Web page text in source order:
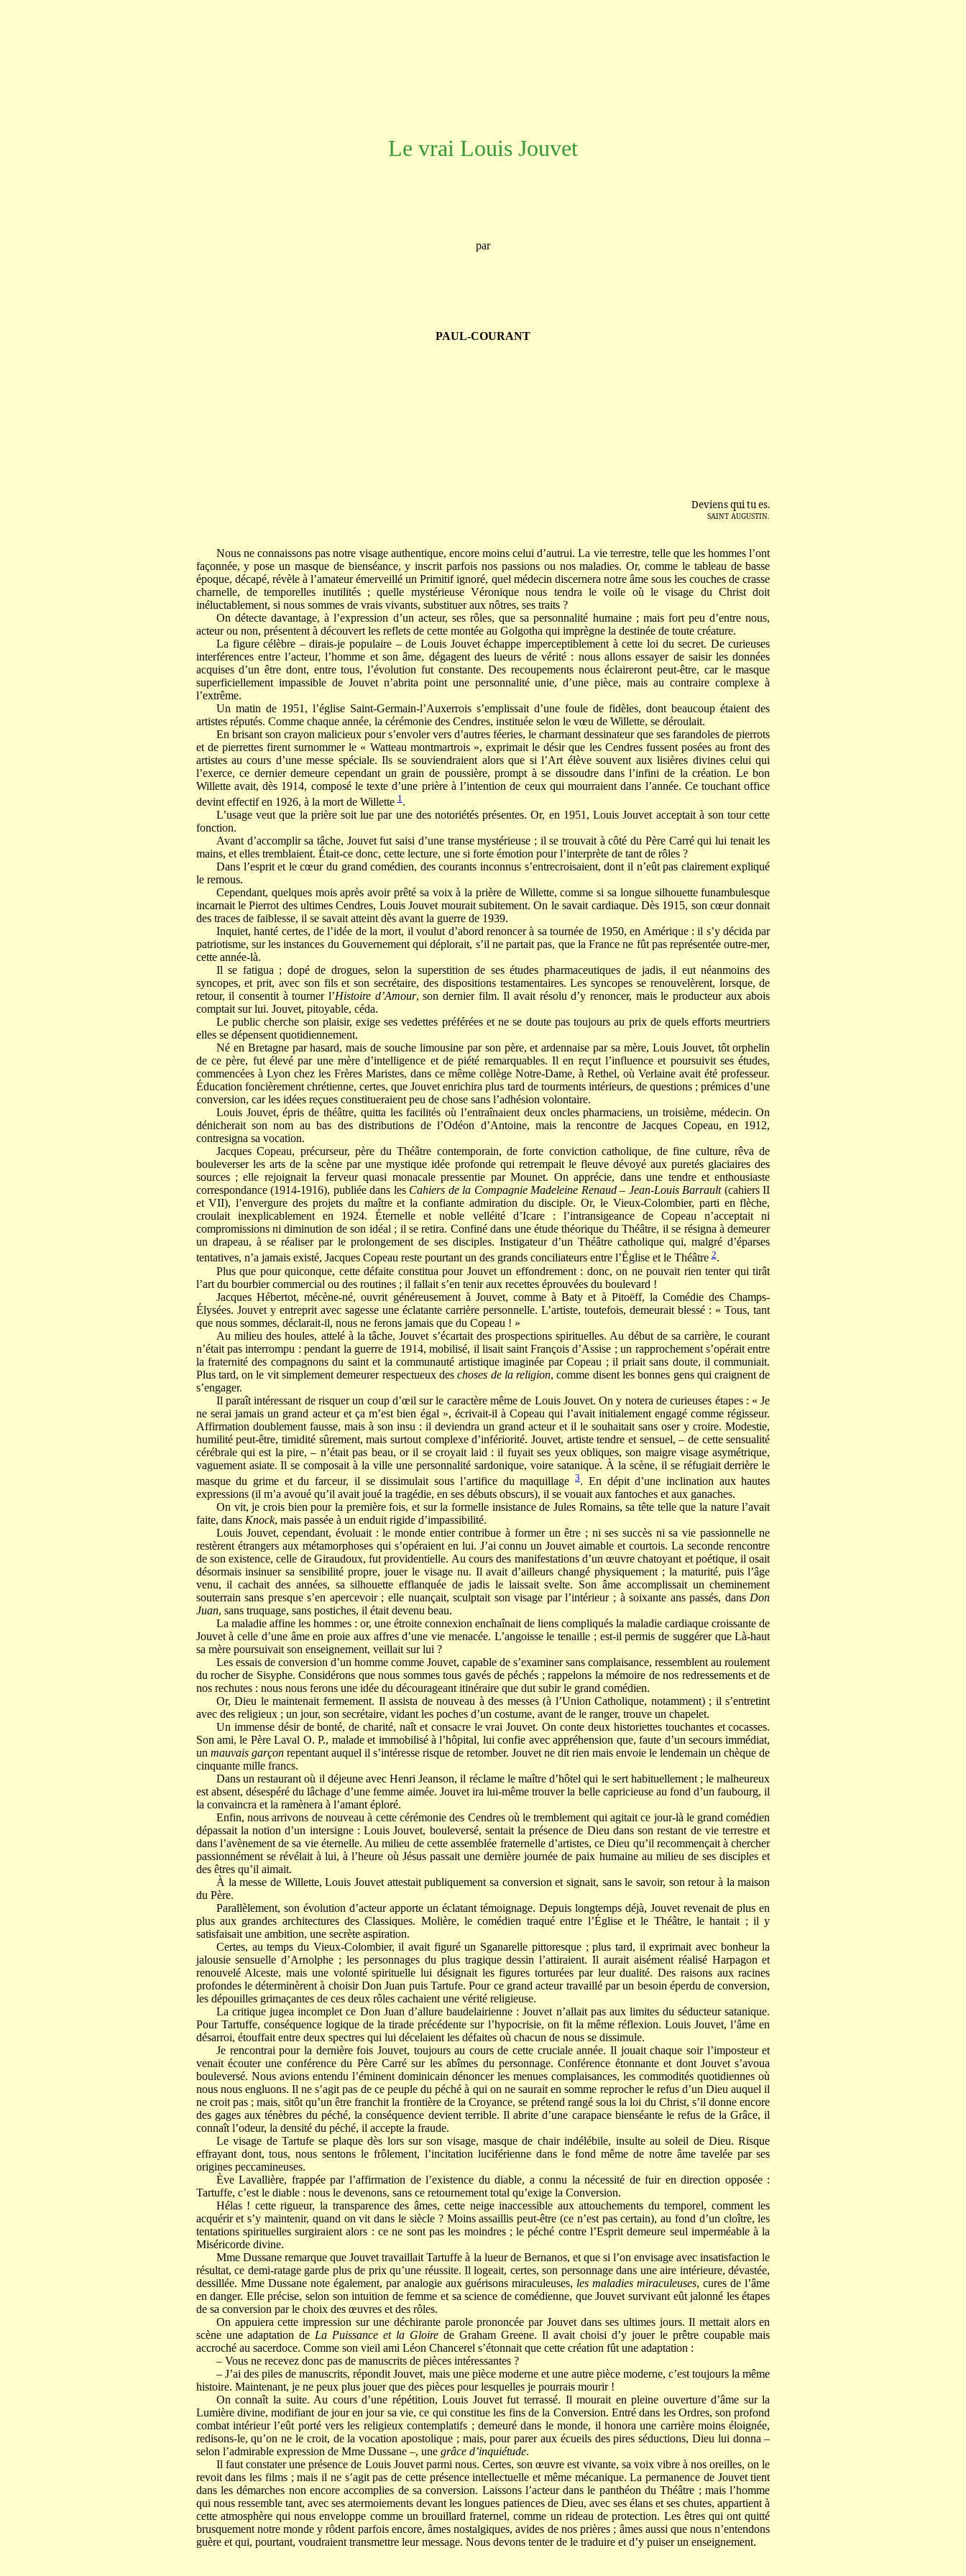
Le vrai Louis Jouvet
par
PAUL-COURANT
Deviens qui tu es.
SAINT AUGUSTIN.
Nous ne connaissons pas notre visage authentique, encore moins celui d’autrui. La vie terrestre, telle que les hommes l’ont
façonnée, y pose un masque de bienséance, y inscrit parfois nos passions ou nos maladies. Or, comme le tableau de basse
époque, décapé, révèle à l’amateur émerveillé un Primitif ignoré, quel médecin discernera notre âme sous les couches de crasse
charnelle, de temporelles inutilités ; quelle mystérieuse Véronique nous tendra le voile où le visage du Christ doit
inéluctablement, si nous sommes de vrais vivants, substituer aux nôtres, ses traits ?
On détecte davantage, à l’expression d’un acteur, ses rôles, que sa personnalité humaine ; mais fort peu d’entre nous,
acteur ou non, présentent à découvert les reflets de cette montée au Golgotha qui imprègne la destinée de toute créature.
La figure célèbre – dirais-je populaire – de Louis Jouvet échappe imperceptiblement à cette loi du secret. De curieuses
interférences entre l’acteur, l’homme et son âme, dégagent des lueurs de vérité : nous allons essayer de saisir les données
acquises d’un être dont, entre tous, l’évolution fut constante. Des recoupements nous éclaireront peut-être, car le masque
superficiellement impassible de Jouvet n’abrita point une personnalité unie, d’une pièce, mais au contraire complexe à
l’extrême.
Un matin de 1951, l’église Saint-Germain-l’Auxerrois s’emplissait d’une foule de fidèles, dont beaucoup étaient des
artistes réputés. Comme chaque année, la cérémonie des Cendres, instituée selon le vœu de Willette, se déroulait.
En brisant son crayon malicieux pour s’envoler vers d’autres féeries, le charmant dessinateur que ses farandoles de pierrots
et de pierrettes firent surnommer le « Watteau montmartrois », exprimait le désir que les Cendres fussent posées au front des
artistes au cours d’une messe spéciale. Ils se souviendraient alors que si l’Art élève souvent aux lisières divines celui qui
l’exerce, ce dernier demeure cependant un grain de poussière, prompt à se dissoudre dans l’infini de la création. Le bon
Willette avait, dès 1914, composé le texte d’une prière à l’intention de ceux qui mourraient dans l’année. Ce touchant office
devint effectif en 1926, à la mort de Willette 1.
L’usage veut que la prière soit lue par une des notoriétés présentes. Or, en 1951, Louis Jouvet acceptait à son tour cette
fonction.
Avant d’accomplir sa tâche, Jouvet fut saisi d’une transe mystérieuse ; il se trouvait à côté du Père Carré qui lui tenait les
mains, et elles tremblaient. Était-ce donc, cette lecture, une si forte émotion pour l’interprète de tant de rôles ?
Dans l’esprit et le cœur du grand comédien, des courants inconnus s’entrecroisaient, dont il n’eût pas clairement expliqué
le remous.
Cependant, quelques mois après avoir prêté sa voix à la prière de Willette, comme si sa longue silhouette funambulesque
incarnait le Pierrot des ultimes Cendres, Louis Jouvet mourait subitement. On le savait cardiaque. Dès 1915, son cœur donnait
des traces de faiblesse, il se savait atteint dès avant la guerre de 1939.
Inquiet, hanté certes, de l’idée de la mort, il voulut d’abord renoncer à sa tournée de 1950, en Amérique : il s’y décida par
patriotisme, sur les instances du Gouvernement qui déplorait, s’il ne partait pas, que la France ne fût pas représentée outre-mer,
cette année-là.
Il se fatigua ; dopé de drogues, selon la superstition de ses études pharmaceutiques de jadis, il eut néanmoins des
syncopes, et prit, avec son fils et son secrétaire, des dispositions testamentaires. Les syncopes se renouvelèrent, lorsque, de
retour, il consentit à tourner l’Histoire d’Amour, son dernier film. Il avait résolu d’y renoncer, mais le producteur aux abois
comptait sur lui. Jouvet, pitoyable, céda.
Le public cherche son plaisir, exige ses vedettes préférées et ne se doute pas toujours au prix de quels efforts meurtriers
elles se dépensent quotidiennement.
Né en Bretagne par hasard, mais de souche limousine par son père, et ardennaise par sa mère, Louis Jouvet, tôt orphelin
de ce père, fut élevé par une mère d’intelligence et de piété remarquables. Il en reçut l’influence et poursuivit ses études,
commencées à Lyon chez les Frères Maristes, dans ce même collège Notre-Dame, à Rethel, où Verlaine avait été professeur.
Éducation foncièrement chrétienne, certes, que Jouvet enrichira plus tard de tourments intérieurs, de questions ; prémices d’une
conversion, car les idées reçues constitueraient peu de chose sans l’adhésion volontaire.
Louis Jouvet, épris de théâtre, quitta les facilités où l’entraînaient deux oncles pharmaciens, un troisième, médecin. On
dénicherait son nom au bas des distributions de l’Odéon d’Antoine, mais la rencontre de Jacques Copeau, en 1912,
contresigna sa vocation.
Jacques Copeau, précurseur, père du Théâtre contemporain, de forte conviction catholique, de fine culture, rêva de
bouleverser les arts de la scène par une mystique idée profonde qui retrempait le fleuve dévoyé aux puretés glaciaires des
sources ; elle rejoignait la ferveur quasi monacale pressentie par Mounet. On apprécie, dans une tendre et enthousiaste
correspondance (1914-1916), publiée dans les Cahiers de la Compagnie Madeleine Renaud – Jean-Louis Barrault(cahiers II
et VII), l’envergure des projets du maître et la confiante admiration du disciple. Or, le Vieux-Colombier, parti en flèche,
croulait inexplicablement en 1924. Éternelle et noble velléité d’Icare : l’intransigeance de Copeau n’acceptait ni
compromissions ni diminution de son idéal ; il se retira. Confiné dans une étude théorique du Théâtre, il se résigna à demeurer
un drapeau, à se réaliser par le prolongement de ses disciples. Instigateur d’un Théâtre catholique qui, malgré d’éparses
tentatives, n’a jamais existé, Jacques Copeau reste pourtant un des grands conciliateurs entre l’Église et le Théâtre 2.
Plus que pour quiconque, cette défaite constitua pour Jouvet un effondrement : donc, on ne pouvait rien tenter qui tirât
l’art du bourbier commercial ou des routines ; il fallait s’en tenir aux recettes éprouvées du boulevard !
Jacques Hébertot, mécène-né, ouvrit généreusement à Jouvet, comme à Baty et à Pitoëff, la Comédie des Champs-
Élysées. Jouvet y entreprit avec sagesse une éclatante carrière personnelle. L’artiste, toutefois, demeurait blessé : « Tous, tant
que nous sommes, déclarait-il, nous ne ferons jamais que du Copeau ! »
Au milieu des houles, attelé à la tâche, Jouvet s’écartait des prospections spirituelles. Au début de sa carrière, le courant
n’était pas interrompu : pendant la guerre de 1914, mobilisé, il lisait saint François d’Assise ; un rapprochement s’opérait entre
la fraternité des compagnons du saint et la communauté artistique imaginée par Copeau ; il priait sans doute, il communiait.
Plus tard, on le vit simplement demeurer respectueux deschoses de la religion, comme disent les bonnes gens qui craignent de
s’engager.
Il paraît intéressant de risquer un coup d’œil sur le caractère même de Louis Jouvet. On y notera de curieuses étapes : « Je
ne serai jamais un grand acteur et ça m’est bien égal », écrivait-il à Copeau qui l’avait initialement engagé comme régisseur.
Affirmation doublement fausse, mais à son insu : il deviendra un grand acteur et il le souhaitait sans oser y croire. Modestie,
humilité peut-être, timidité sûrement, mais surtout complexe d’infériorité. Jouvet, artiste tendre et sensuel, – de cette sensualité
cérébrale qui est la pire, – n’était pas beau, or il se croyait laid : il fuyait ses yeux obliques, son maigre visage asymétrique,
vaguement asiate. Il se composait à la ville une personnalité sardonique, voire satanique. À la scène, il se réfugiait derrière le
masque du grime et du farceur, il se dissimulait sous l’artifice du maquillage 3. En dépit d’une inclination aux hautes
expressions (il m’a avoué qu’il avait joué la tragédie, en ses débuts obscurs), il se vouait aux fantoches et aux ganaches.
On vit, je crois bien pour la première fois, et sur la formelle insistance de Jules Romains, sa tête telle que la nature l’avait
faite, dans Knock, mais passée à un enduit rigide d’impassibilité.
Louis Jouvet, cependant, évoluait : le monde entier contribue à former un être ; ni ses succès ni sa vie passionnelle ne
restèrent étrangers aux métamorphoses qui s’opéraient en lui. J’ai connu un Jouvet aimable et courtois. La seconde rencontre
de son existence, celle de Giraudoux, fut providentielle. Au cours des manifestations d’un œuvre chatoyant et poétique, il osait
désormais insinuer sa sensibilité propre, jouer le visage nu. Il avait d’ailleurs changé physiquement ; la maturité, puis l’âge
venu, il cachait des années, sa silhouette efflanquée de jadis le laissait svelte. Son âme accomplissait un cheminement
souterrain sans presque s’en apercevoir ; elle nuançait, sculptait son visage par l’intérieur ; à soixante ans passés, dans Don
Juan, sans truquage, sans postiches, il était devenu beau.
La maladie affine les hommes : or, une étroite connexion enchaînait de liens compliqués la maladie cardiaque croissante de
Jouvet à celle d’une âme en proie aux affres d’une vie menacée. L’angoisse le tenaille ; est-il permis de suggérer que Là-haut
sa mère poursuivait son enseignement, veillait sur lui ?
Les essais de conversion d’un homme comme Jouvet, capable de s’examiner sans complaisance, ressemblent au roulement
du rocher de Sisyphe. Considérons que nous sommes tous gavés de péchés ; rappelons la mémoire de nos redressements et de
nos rechutes : nous nous ferons une idée du décourageant itinéraire que dut subir le grand comédien.
Or, Dieu le maintenait fermement. Il assista de nouveau à des messes (à l’Union Catholique, notamment) ; il s’entretint
avec des religieux ; un jour, son secrétaire, vidant les poches d’un costume, avant de le ranger, trouve un chapelet.
Un immense désir de bonté, de charité, naît et consacre le vrai Jouvet. On conte deux historiettes touchantes et cocasses.
Son ami, le Père Laval O. P., malade et immobilisé à l’hôpital, lui confie avec appréhension que, faute d’un secours immédiat,
un mauvais garçonrepentant auquel il s’intéresse risque de retomber. Jouvet ne dit rien mais envoie le lendemain un chèque de
cinquante mille francs.
Dans un restaurant où il déjeune avec Henri Jeanson, il réclame le maître d’hôtel qui le sert habituellement ; le malheureux
est absent, désespéré du lâchage d’une femme aimée. Jouvet ira lui-même trouver la belle capricieuse au fond d’un faubourg, il
la convaincra et la ramènera à l’amant éploré.
Enfin, nous arrivons de nouveau à cette cérémonie des Cendres où le tremblement qui agitait ce jour-là le grand comédien
dépassait la notion d’un intersigne : Louis Jouvet, bouleversé, sentait la présence de Dieu dans son restant de vie terrestre et
dans l’avènement de sa vie éternelle. Au milieu de cette assemblée fraternelle d’artistes, ce Dieu qu’il recommençait à chercher
passionnément se révélait à lui, à l’heure où Jésus passait une dernière journée de paix humaine au milieu de ses disciples et
des êtres qu’il aimait.
À la messe de Willette, Louis Jouvet attestait publiquement sa conversion et signait, sans le savoir, son retour à la maison
du Père.
Parallèlement, son évolution d’acteur apporte un éclatant témoignage. Depuis longtemps déjà, Jouvet revenait de plus en
plus aux grandes architectures des Classiques. Molière, le comédien traqué entre l’Église et le Théâtre, le hantait ; il y
satisfaisait une ambition, une secrète aspiration.
Certes, au temps du Vieux-Colombier, il avait figuré un Sganarelle pittoresque ; plus tard, il exprimait avec bonheur la
jalousie sensuelle d’Arnolphe ; les personnages du plus tragique dessin l’attiraient. Il aurait aisément réalisé Harpagon et
renouvelé Alceste, mais une volonté spirituelle lui désignait les figures torturées par leur dualité. Des raisons aux racines
profondes le déterminèrent à choisir Don Juan puis Tartufe. Pour ce grand acteur travaillé par un besoin éperdu de conversion,
les dépouilles grimaçantes de ces deux rôles cachaient une vérité religieuse.
La critique jugea incomplet ce Don Juan d’allure baudelairienne : Jouvet n’allait pas aux limites du séducteur satanique.
Pour Tartuffe, conséquence logique de la tirade précédente sur l’hypocrisie, on fit la même réflexion. Louis Jouvet, l’âme en
désarroi, étouffait entre deux spectres qui lui décelaient les défaites où chacun de nous se dissimule.
Je rencontrai pour la dernière fois Jouvet, toujours au cours de cette cruciale année. Il jouait chaque soir l’imposteur et
venait écouter une conférence du Père Carré sur les abîmes du personnage. Conférence étonnante et dont Jouvet s’avoua
bouleversé. Nous avions entendu l’éminent dominicain dénoncer les menues complaisances, les commodités quotidiennes où
nous nous engluons. Il ne s’agit pas de ce peuple du péché à qui on ne saurait en somme reprocher le refus d’un Dieu auquel il
ne croit pas ; mais, sitôt qu’un être franchit la frontière de la Croyance, se prétend rangé sous la loi du Christ, s’il donne encore
des gages aux ténèbres du péché, la conséquence devient terrible. Il abrite d’une carapace bienséante le refus de la Grâce, il
connaît l’odeur, la densité du péché, il accepte la fraude.
Le visage de Tartufe se plaque dès lors sur son visage, masque de chair indélébile, insulte au soleil de Dieu. Risque
effrayant dont, tous, nous sentons le frôlement, l’incitation luciférienne dans le fond même de notre âme tavelée par ses
origines peccamineuses.
Ève Lavallière, frappée par l’affirmation de l’existence du diable, a connu la nécessité de fuir en direction opposée :
Tartuffe, c’est le diable : nous le devenons, sans ce retournement total qu’exige la Conversion.
Hélas ! cette rigueur, la transparence des âmes, cette neige inaccessible aux attouchements du temporel, comment les
acquérir et s’y maintenir, quand on vit dans le siècle ? Moins assaillis peut-être (ce n’est pas certain), au fond d’un cloître, les
tentations spirituelles surgiraient alors : ce ne sont pas les moindres ; le péché contre l’Esprit demeure seul imperméable à la
Miséricorde divine.
Mme Dussane remarque que Jouvet travaillait Tartuffe à la lueur de Bernanos, et que si l’on envisage avec insatisfaction le
résultat, ce demi-ratage garde plus de prix qu’une réussite. Il logeait, certes, son personnage dans une aire intérieure, dévastée,
dessillée. Mme Dussane note également, par analogie aux guérisons miraculeuses, les maladies miraculeuses, cures de l’âme
en danger. Elle précise, selon son intuition de femme et sa science de comédienne, que Jouvet survivant eût jalonné les étapes
de sa conversion par le choix des œuvres et des rôles.
On appuiera cette impression sur une déchirante parole prononcée par Jouvet dans ses ultimes jours. Il mettait alors en
scène une adaptation de La Puissance et la Gloire de Graham Greene. Il avait choisi d’y jouer le prêtre coupable mais
accroché au sacerdoce. Comme son vieil ami Léon Chancerel s’étonnait que cette création fût une adaptation :
– Vous ne recevez donc pas de manuscrits de pièces intéressantes ?
– J’ai des piles de manuscrits, répondit Jouvet, mais une pièce moderne et une autre pièce moderne, c’est toujours la même
histoire. Maintenant, je ne peux plus jouer que des pièces pour lesquelles je pourrais mourir !
On connaît la suite. Au cours d’une répétition, Louis Jouvet fut terrassé. Il mourait en pleine ouverture d’âme sur la
Lumière divine, modifiant de jour en jour sa vie, ce qui constitue les fins de la Conversion. Entré dans les Ordres, son profond
combat intérieur l’eût porté vers les religieux contemplatifs ; demeuré dans le monde, il honora une carrière moins éloignée,
redisons-le, qu’on ne le croit, de la vocation apostolique ; mais, pour parer aux écueils des pires séductions, Dieu lui donna –
selon l’admirable expression de Mme Dussane –, une grâce d’inquiétude.
Il faut constater une présence de Louis Jouvet parmi nous. Certes, son œuvre est vivante, sa voix vibre à nos oreilles, on le
revoit dans les films ; mais il ne s’agit pas de cette présence intellectuelle et même mécanique. La permanence de Jouvet tient
dans les démarches non encore accomplies de sa conversion. Laissons l’acteur dans le panthéon du Théâtre ; mais l’homme
qui nous ressemble tant, avec ses atermoiements devant les longues patiences de Dieu, avec ses élans et ses chutes, appartient à
cette atmosphère qui nous enveloppe comme un brouillard fraternel, comme un rideau de protection. Les êtres qui ont quitté
brusquement notre monde y rôdent parfois encore, âmes nostalgiques, avides de nos prières ; âmes aussi que nous n’entendons
guère et qui, pourtant, voudraient transmettre leur message. Nous devons tenter de le traduire et d’y puiser un enseignement.